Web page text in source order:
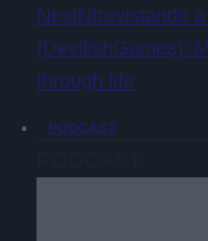
NextNtrevistando
(DevilishGames):
through life
PODCAST